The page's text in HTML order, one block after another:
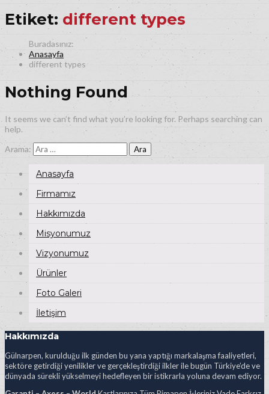
Etiket: different types
Anasayfa
different types
Nothing Found
It seems we can’t find what you’re looking for. Perhaps searching can
help.
Arama:
Anasayfa
Firmamız
Hakkımızda
Misyonumuz
Vizyonumuz
Ürünler
Foto Galeri
İletişim
Hakkımızda
Gülnarpen, kurulduğu ilk günden bu yana yaptığı markalaşma faaliyetleri,
sektöre getirdiği yenilikler ve gerçekleştirdiği ilkler ile bugün Türkiye’de ve
dünyada sürekli yükselmeyi hedefleyen bir istikrarla yoluna devam ediyor.